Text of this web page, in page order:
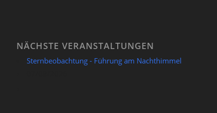
NÄCHSTE VERANSTALTUNGEN
Sternbeobachtung - Führung am Nachthimmel